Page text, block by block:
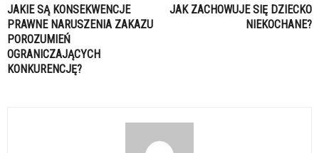
JAKIE SĄ KONSEKWENCJE
PRAWNE NARUSZENIA ZAKAZU
POROZUMIEŃ
OGRANICZAJĄCYCH
KONKURENCJĘ?
JAK ZACHOWUJE SIĘ DZIECKO
NIEKOCHANE?